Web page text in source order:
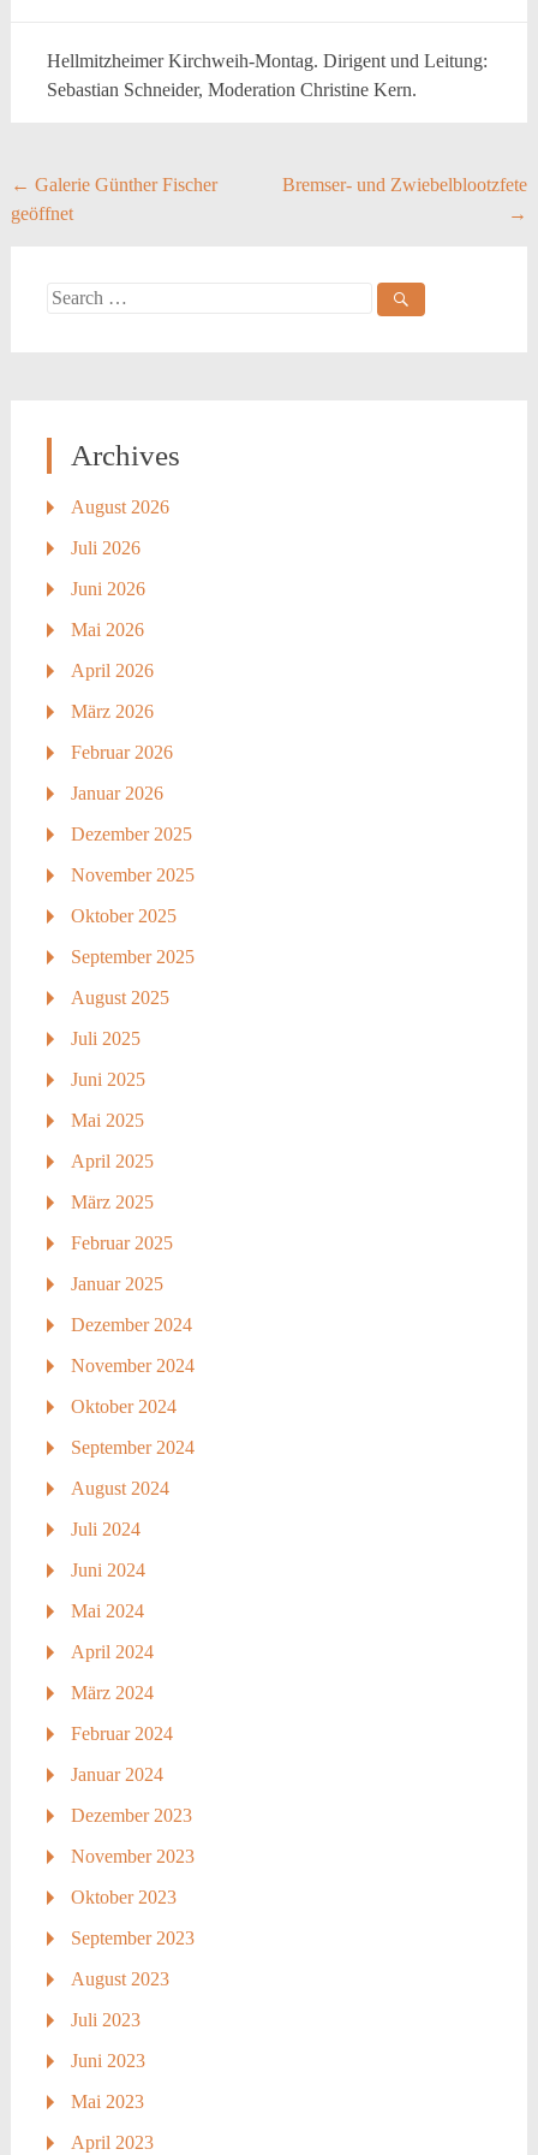
Hellmitzheimer Kirchweih-Montag. Dirigent und Leitung:
Sebastian Schneider, Moderation Christine Kern.
Post
navigation
← Galerie Günther Fischer
geöffnet
Bremser- und Zwiebelblootzfete
→
Search
Archives
August 2026
Juli 2026
Juni 2026
Mai 2026
April 2026
März 2026
Februar 2026
Januar 2026
Dezember 2025
November 2025
Oktober 2025
September 2025
August 2025
Juli 2025
Juni 2025
Mai 2025
April 2025
März 2025
Februar 2025
Januar 2025
Dezember 2024
November 2024
Oktober 2024
September 2024
August 2024
Juli 2024
Juni 2024
Mai 2024
April 2024
März 2024
Februar 2024
Januar 2024
Dezember 2023
November 2023
Oktober 2023
September 2023
August 2023
Juli 2023
Juni 2023
Mai 2023
April 2023